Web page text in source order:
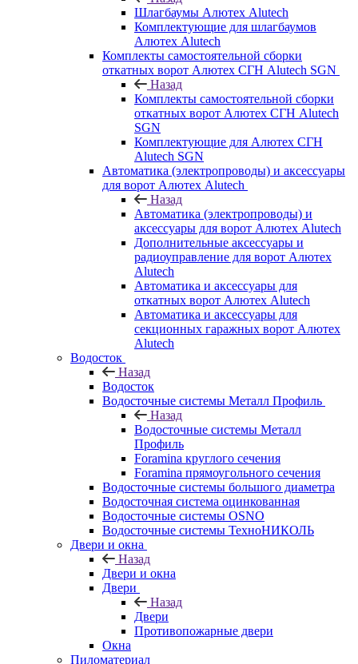
Шлагбаумы Алютех Alutech
Комплектующие для шлагбаумов
Алютех Alutech
Комплекты самостоятельной сборки
откатных ворот Алютех СГН Alutech SGN
Назад
Комплекты самостоятельной сборки
откатных ворот Алютех СГН Alutech
SGN
Комплектующие для Алютех СГН
Alutech SGN
Автоматика (электропроводы) и аксессуары
для ворот Алютех Alutech
Назад
Автоматика (электропроводы) и
аксессуары для ворот Алютех Alutech
Дополнительные аксессуары и
радиоуправление для ворот Алютех
Alutech
Автоматика и аксессуары для
откатных ворот Алютех Alutech
Автоматика и аксессуары для
секционных гаражных ворот Алютех
Alutech
Водосток
Назад
Водосток
Водосточные системы Металл Профиль
Назад
Водосточные системы Металл
Профиль
Foramina круглого сечения
Foramina прямоугольного сечения
Водосточные системы большого диаметра
Водосточная система оцинкованная
Водосточные системы OSNO
Водосточные системы ТехноНИКОЛЬ
Двери и окна
Назад
Двери и окна
Двери
Назад
Двери
Противопожарные двери
Окна
Пиломатериал